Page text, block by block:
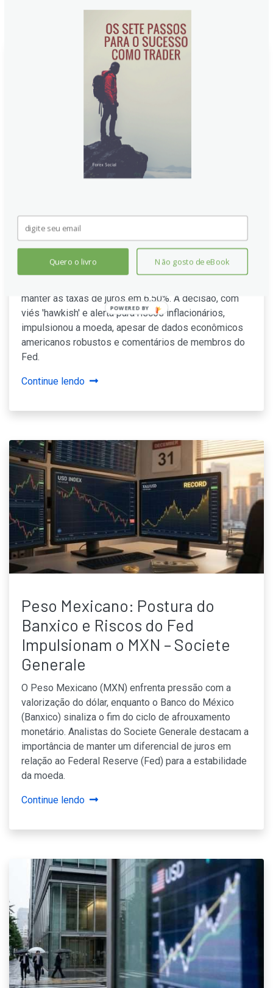
Notícias Relacionadas:
postura 'hawkish' do Banxico
impulsionando rali
O Peso Mexicano registrou ganhos expressivos ante
manter as taxas de juros em 6,50%. A decisão, com
viés 'hawkish' e alerta para riscos inflacionários,
impulsionou a moeda, apesar de dados econômicos
americanos robustos e comentários de membros do
Fed.
Continue lendo
Peso Mexicano: Postura do
Banxico e Riscos do Fed
Impulsionam o MXN – Societe
Generale
O Peso Mexicano (MXN) enfrenta pressão com a
valorização do dólar, enquanto o Banco do México
(Banxico) sinaliza o fim do ciclo de afrouxamento
monetário. Analistas do Societe Generale destacam a
importância de manter um diferencial de juros em
relação ao Federal Reserve (Fed) para a estabilidade
da moeda.
Continue lendo
Quero o livro Não gosto de eBook